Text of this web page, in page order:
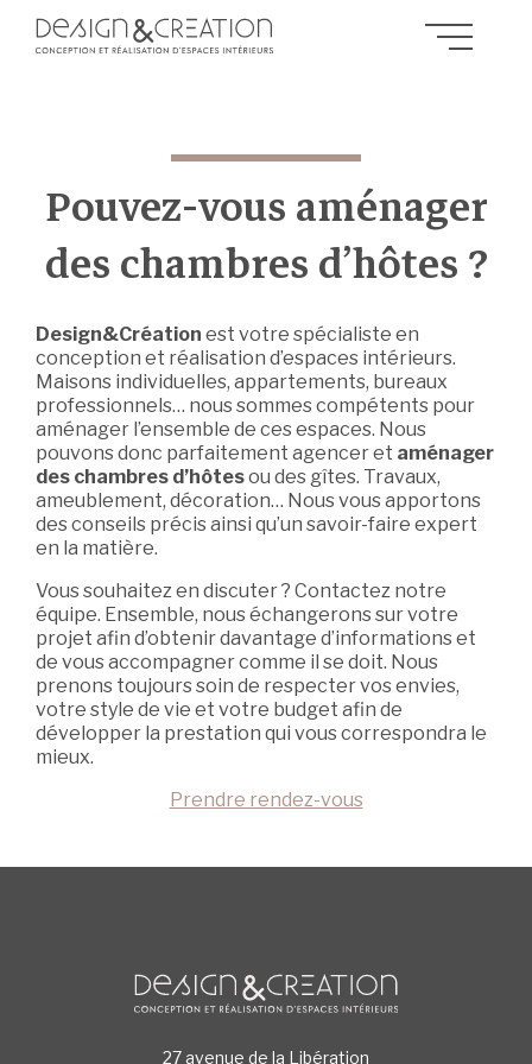
Pouvez-vous aménager
des chambres d’hôtes ?
Design&Création est votre spécialiste en
conception et réalisation d’espaces intérieurs.
Maisons individuelles, appartements, bureaux
professionnels… nous sommes compétents pour
aménager l’ensemble de ces espaces. Nous
pouvons donc parfaitement agencer et aménager
des chambres d’hôtesou des gîtes. Travaux,
ameublement, décoration… Nous vous apportons
des conseils précis ainsi qu’un savoir-faire expert
en la matière.
Vous souhaitez en discuter ? Contactez notre
équipe. Ensemble, nous échangerons sur votre
projet afin d’obtenir davantage d’informations et
de vous accompagner comme il se doit. Nous
prenons toujours soin de respecter vos envies,
votre style de vie et votre budget afin de
développer la prestation qui vous correspondra le
mieux.
Prendre rendez-vous
27 avenue de la Libération